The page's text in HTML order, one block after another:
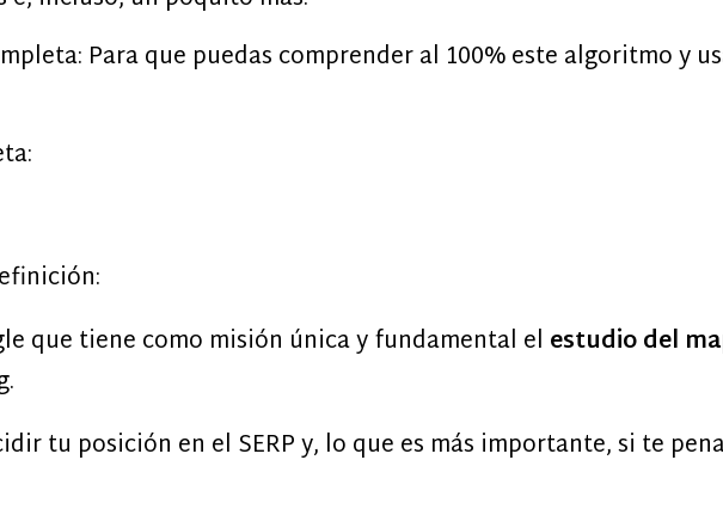
Para que puedas comprender al 100% este algoritmo y
que tiene como misión única y fundamental el estudio del
tu posición en el SERP y, lo que es más importante, si te